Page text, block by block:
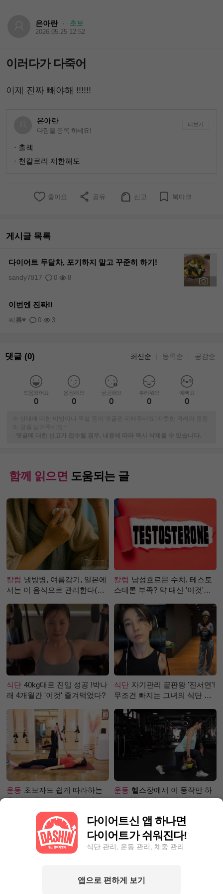
은아란 · 초보
2026.05.25 12:52
이러다가 다죽어
이제 진짜 빼야해 !!!!!!
은아란
다짐을 등록 하세요!
더보기
· 출첵
· 천칼로리 제한해도
좋아요 공유 신고 북마크
게시글 목록
다이어트 두달차, 포기하지 말고 꾸준히 하기!
0 8
sandy7817
이번엔 진짜!!
0 3
찌롱♥
댓글 (0) 최신순 등록순 공감순
도움됐어요
0
응원해요
0
궁금해요
0
부러워요
0
예뻐요
0
※ 상대에 대한 비방이나 욕설 등의 댓글은 피해주세요! 따뜻한 격려와 응원
의 글을 남겨주세요~
-
댓글에 대한 신고가 접수될 경우, 내용에 따라 즉시 삭제될 수 있습니다.
함께 읽으면 도움되는 글
칼럼 냉방병, 여름감기, 일본에
서는 이 음식으로 관리한다(생
칼럼 남성호르몬 수치, 테스토
스테론 부족? 약 대신 '이것'으
식단 40kg대로 진입 성공 !박나
래 4개월간 '이것' 즐겨먹었다?
식단 자기관리 끝판왕 '진서연'!
무조건 빠지는 그녀의 식단 정
운동 초보자도 쉽게 따라하는
홈 필라테스 – 곧은 다리 라인
운동 헬스장에서 이 동작만 하
면, 애플힙 완성?! -2탄-
다이어트신 앱 하나면
다이어트가 쉬워진다!
식단 관리, 운동 관리, 체중 관리
앱으로 편하게 보기